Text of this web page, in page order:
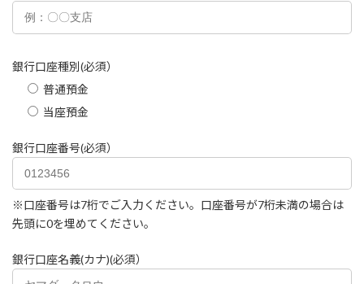
銀行口座種別(必須）
普通預金
当座預金
銀行口座番号(必須）
※口座番号は7桁でご入力ください。口座番号が7桁未満の場合は
先頭に0を埋めてください。
銀行口座名義(カナ)(必須）